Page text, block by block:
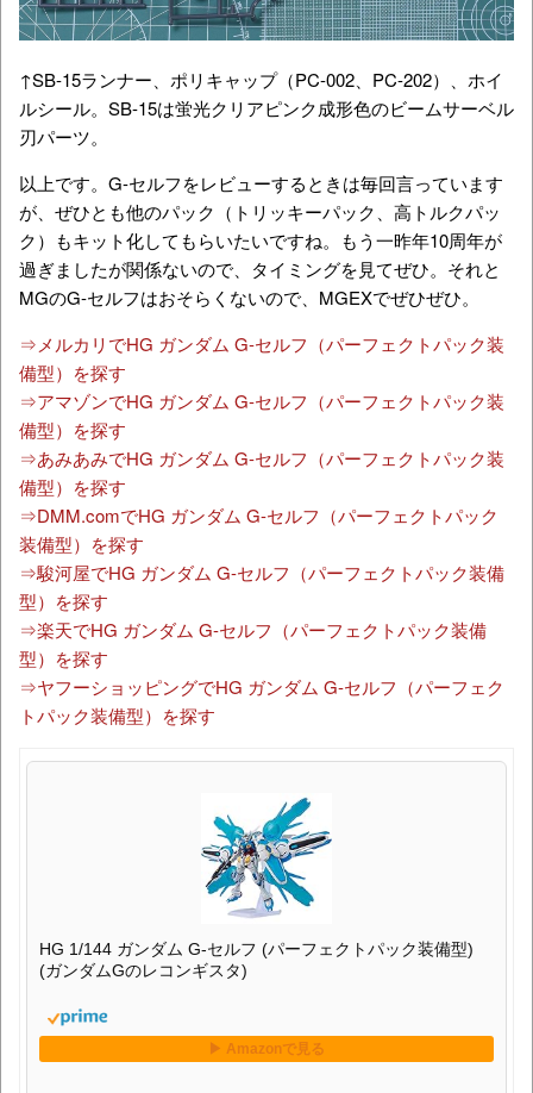
↑SB-15ランナー、ポリキャップ（PC-002、PC-202）、ホイ
ルシール。SB-15は蛍光クリアピンク成形色のビームサーベル
刃パーツ。
以上です。G-セルフをレビューするときは毎回言っています
が、ぜひとも他のパック（トリッキーパック、高トルクパッ
ク）もキット化してもらいたいですね。もう一昨年10周年が
過ぎましたが関係ないので、タイミングを見てぜひ。それと
MGのG-セルフはおそらくないので、MGEXでぜひぜひ。
⇒メルカリでHG ガンダム G-セルフ（パーフェクトパック装
備型）を探す
⇒アマゾンでHG ガンダム G-セルフ（パーフェクトパック装
備型）を探す
⇒あみあみでHG ガンダム G-セルフ（パーフェクトパック装
備型）を探す
⇒DMM.comでHG ガンダム G-セルフ（パーフェクトパック
装備型）を探す
⇒駿河屋でHG ガンダム G-セルフ（パーフェクトパック装備
型）を探す
⇒楽天でHG ガンダム G-セルフ（パーフェクトパック装備
型）を探す
⇒ヤフーショッピングでHG ガンダム G-セルフ（パーフェク
トパック装備型）を探す
HG 1/144 ガンダム G-セルフ (パーフェクトパック装備型)
(ガンダムGのレコンギスタ)